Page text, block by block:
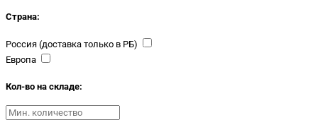
Страна:
Россия (доставка только в РБ)
Европа
Кол-во на складе: